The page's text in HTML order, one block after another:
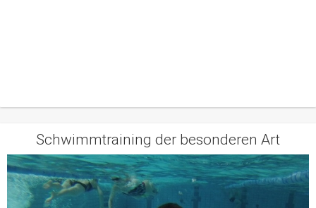
Schwimmtraining der besonderen Art